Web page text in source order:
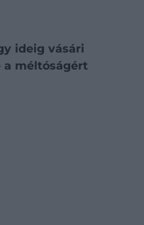
ideig vásári
a méltóságért